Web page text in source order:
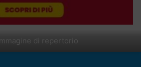
Immagine di repertorio